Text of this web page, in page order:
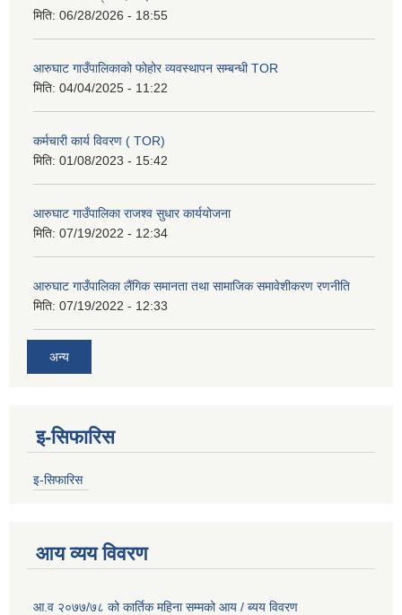
मिति: 06/28/2026 - 18:55
आरुघाट गाउँपालिकाको फोहोर व्यवस्थापन सम्बन्धी TOR
मिति: 04/04/2025 - 11:22
कर्मचारी कार्य विवरण ( TOR)
मिति: 01/08/2023 - 15:42
आरुघाट गाउँपालिका राजश्व सुधार कार्ययोजना
मिति: 07/19/2022 - 12:34
आरुघाट गाउँपालिका लैंगिक समानता तथा सामाजिक समावेशीकरण रणनीति
मिति: 07/19/2022 - 12:33
अन्य
इ-सिफारिस
इ-सिफारिस
आय व्यय विवरण
आ.व २०७७/७८ को कार्तिक महिना सम्मको आय / ब्यय विवरण